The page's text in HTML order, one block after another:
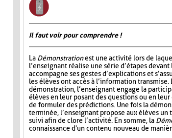
Il faut voir pour comprendre !
La Démonstrationest une activité lors de
l’enseignant réalise une série d’étapes devant
accompagne ses gestes d’explications et
les élèves ont accès à l’information transmise.
démonstration, l’enseignant engage la
élèves en leur posant des questions ou en
de formuler des prédictions. Une fois la
terminée, l’enseignant propose aux élèves un
suivi afin de clore l’activité. En somme, la
connaissance d'un contenu nouveau de